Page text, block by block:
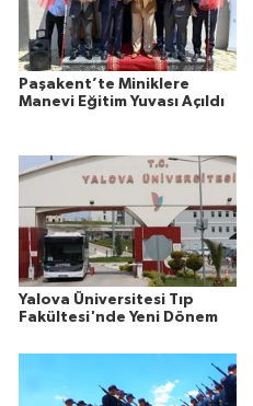
Paşakent’te Miniklere
Manevi Eğitim Yuvası Açıldı
Yalova Üniversitesi Tıp
Fakültesi'nde Yeni Dönem